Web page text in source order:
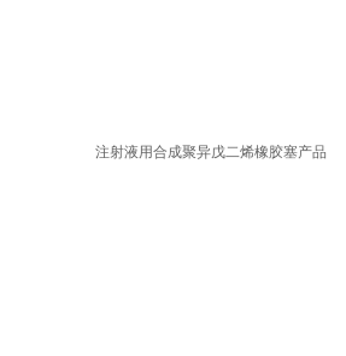
注射液用合成聚异戊二烯橡胶塞产品